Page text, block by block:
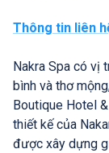
Thông tin liên
Nakra Spa có vị
bình và thơ
Boutique Hotel
thiết kế của
được xây dựng